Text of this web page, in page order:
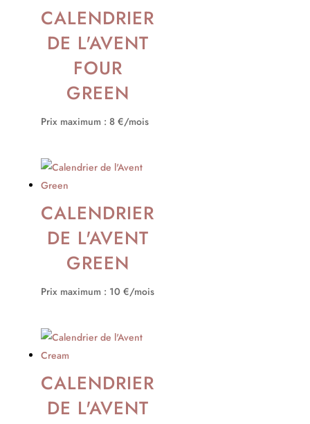
CALENDRIER
DE L'AVENT
FOUR
GREEN
Prix maximum : 8 €/mois
CALENDRIER
DE L'AVENT
GREEN
Prix maximum : 10 €/mois
CALENDRIER
DE L'AVENT